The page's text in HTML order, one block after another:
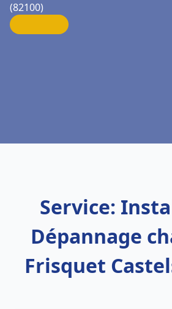
(82100)
Service:
Dépannage
Frisquet